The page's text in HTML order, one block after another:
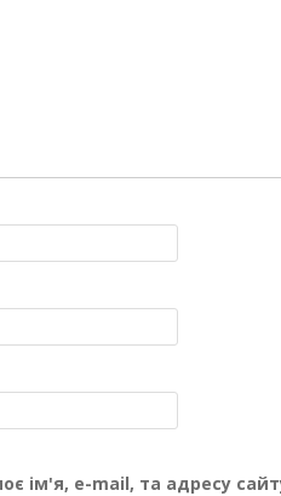
ім'я, e-mail, та адресу